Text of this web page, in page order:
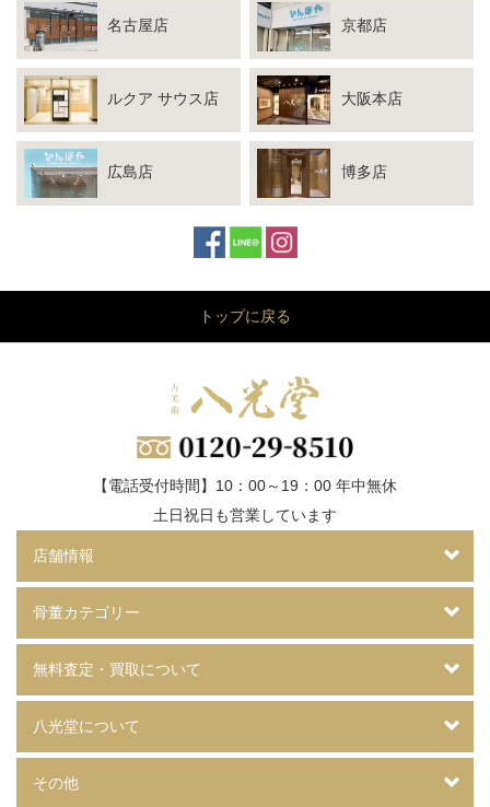
名古屋店 京都店
ルクア サウス店 大阪本店
広島店 博多店
トップに戻る
【電話受付時間】10：00～19：00 年中無休
土日祝日も営業しています
店舗情報
骨董カテゴリー
無料査定・買取について
八光堂について
その他